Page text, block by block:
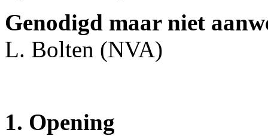
Genodigd maar niet
L. Bolten (NVA)
1. Opening